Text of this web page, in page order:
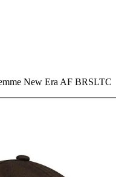
New Era AF BRSLTC